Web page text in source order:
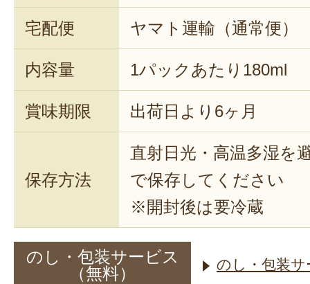
宅配便 ヤマト運輸（通常便）
内容量 1パックあたり180ml
賞味期限 出荷日より6ヶ月
保存方法
直射日光・高温多湿を
で保存してください
※開封後は要冷蔵
のし・包装サービス
（無料）
のし・包装